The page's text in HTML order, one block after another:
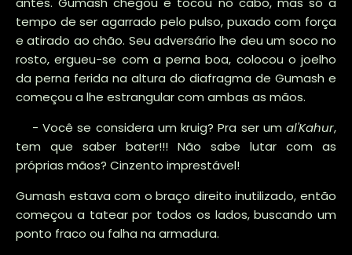
tempo de ser agarrado pelo pulso, puxado com força
e atirado ao chão. Seu adversário lhe deu um soco no
rosto, ergueu-se com a perna boa, colocou o joelho
da perna ferida na altura do diafragma de Gumash e
começou a lhe estrangular com ambas as mãos.
- Você se considera um kruig? Pra ser umal'Kahur,
tem que saber bater!!! Não sabe lutar com as
próprias mãos? Cinzento imprestável!
Gumash estava com o braço direito inutilizado, então
começou a tatear por todos os lados, buscando um
ponto fraco ou falha na armadura.